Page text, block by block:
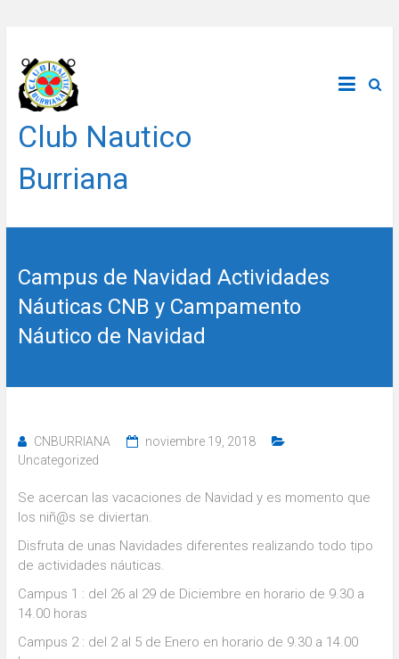
contenido
Club Nautico
Burriana
Campus de Navidad Actividades
Náuticas CNB y Campamento
Náutico de Navidad
CNBURRIANA
noviembre 19, 2018
Uncategorized
Se acercan las vacaciones de Navidad y es momento que
los niñ@s se diviertan.
Disfruta de unas Navidades diferentes realizando todo tipo
de actividades náuticas.
Campus 1 : del 26 al 29 de Diciembre en horario de 9.30 a
14.00 horas
Campus 2 : del 2 al 5 de Enero en horario de 9.30 a 14.00